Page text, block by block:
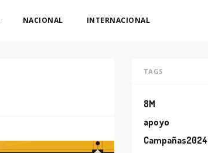
NACIONAL INTERNACIONAL
TAGS
8M
apoyo
Campañas2024